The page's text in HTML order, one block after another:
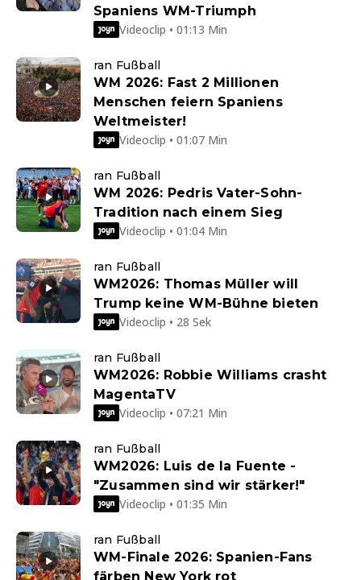
Spaniens WM-Triumph
Videoclip • 01:13 Min
ran Fußball
WM 2026: Fast 2 Millionen
Menschen feiern Spaniens
Weltmeister!
Videoclip • 01:07 Min
ran Fußball
WM 2026: Pedris Vater-Sohn-
Tradition nach einem Sieg
Videoclip • 01:04 Min
ran Fußball
WM2026: Thomas Müller will
Trump keine WM-Bühne bieten
Videoclip • 28 Sek
ran Fußball
WM2026: Robbie Williams crasht
MagentaTV
Videoclip • 07:21 Min
ran Fußball
WM2026: Luis de la Fuente -
"Zusammen sind wir stärker!"
Videoclip • 01:35 Min
ran Fußball
WM-Finale 2026: Spanien-Fans
färben New York rot